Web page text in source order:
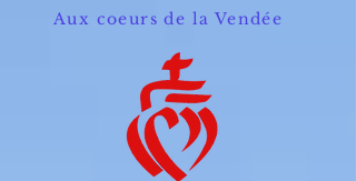
Aux coeurs de la Vendée